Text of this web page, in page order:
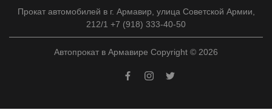
Прокат автомобилей в г. Армавир, улица Советской Армии,
212/1 +7 (918) 333-40-50
Автопрокат в Армавире Copyright © 2026